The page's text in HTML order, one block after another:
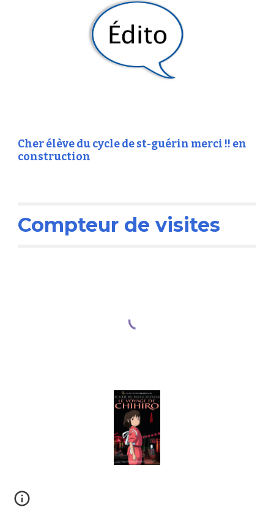
Cher élève du cycle de st-guérin merci !! en
construction
Compteur de visites